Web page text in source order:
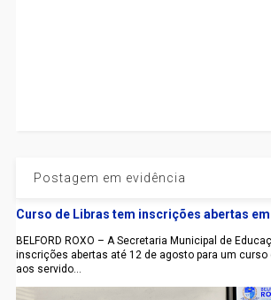
Postagem em evidência
Curso de Libras tem inscrições abertas
BELFORD ROXO – A Secretaria Municipal de
inscrições abertas até 12 de agosto para um curso
aos servido...